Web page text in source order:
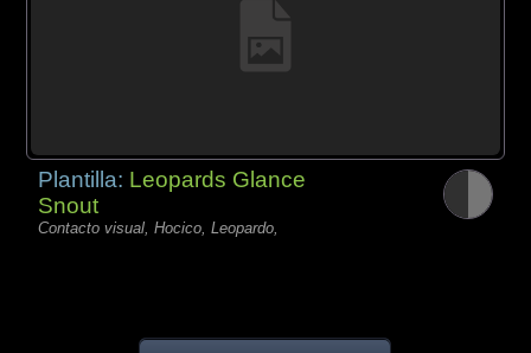
Plantilla: Leopards Glance
Snout
Contacto visual, Hocico, Leopardo,